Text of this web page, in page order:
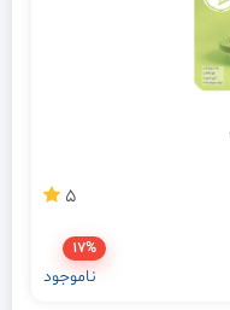
5
17%
ناموجود